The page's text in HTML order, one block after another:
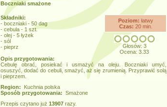
Boczniaki smażone
Poziom: łatwy
Czas: 20 min.
Głosów: 3
Ocena: 3.33
Składniki:
- boczniaki - 50 dag
- cebula - 1 szt.
- olej - 5 łyżek
- sól
- pieprz
Opis przygotowania:
Cebulę obrać, posiekać i usmażyć na oleju. Boczniaki umyć,
osuszyć, dodać do cebuli, smażyć, aż się zrumienią. Przyprawić solą
i pieprzem.
Region: Kuchnia polska
Sposób przygotowania: Smażone
Przepis czytano już 13907 razy.